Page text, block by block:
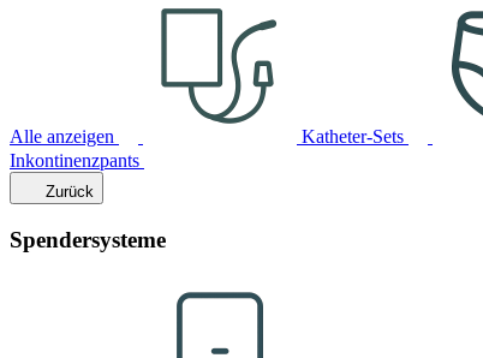
Alle anzeigen Katheter-Sets
Inkontinenzpants
Zurück
Spendersysteme